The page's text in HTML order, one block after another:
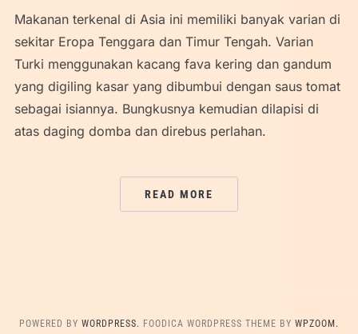
Makanan terkenal di Asia ini memiliki banyak varian di
sekitar Eropa Tenggara dan Timur Tengah. Varian
Turki menggunakan kacang fava kering dan gandum
yang digiling kasar yang dibumbui dengan saus tomat
sebagai isiannya. Bungkusnya kemudian dilapisi di
atas daging domba dan direbus perlahan.
READ MORE
POWERED BY WORDPRESS. FOODICA WORDPRESS THEME BY WPZOOM.